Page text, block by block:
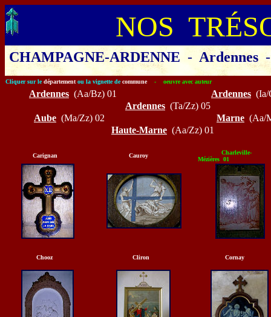
NOS
CHAMPAGNE-ARDENNE - Ardennes -
Cliquer sur le département ou la vignette de commune- oeuvre avec auteur
Ardennes (Aa/Bz) 01 Ardennes (Ia/
Ardennes (Ta/Zz) 05
Aube (Ma/Zz) 02 Marne (Aa/
Haute-Marne (Aa/Zz) 01
Carignan Cauroy
Charleville-
Mézières 01
Chooz Cliron Cornay